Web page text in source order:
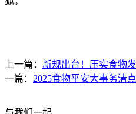
上一篇： 新规出台！压实食物
一篇： 2025食物平安大事务清